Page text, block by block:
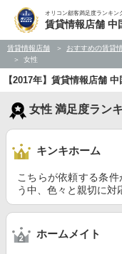
オリコン顧客満足度ランキン
賃貸情報店舗 中
賃貸情報店舗 おすすめの賃貸
女性
【2017年】賃貸情報店舗
女性 満足度ラン
キンキホーム
こちらが依頼する条
う中、色々と親切に対
ホームメイト